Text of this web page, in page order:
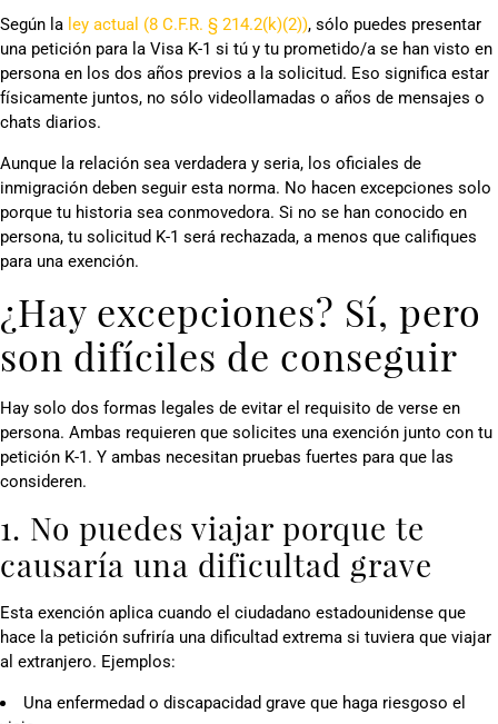
Según la ley actual (8 C.F.R. § 214.2(k)(2)), sólo puedes presentar
una petición para la Visa K-1 si tú y tu prometido/a se han visto en
persona en los dos años previos a la solicitud. Eso significa estar
físicamente juntos, no sólo videollamadas o años de mensajes o
chats diarios.
Aunque la relación sea verdadera y seria, los oficiales de
inmigración deben seguir esta norma. No hacen excepciones solo
porque tu historia sea conmovedora. Si no se han conocido en
persona, tu solicitud K-1 será rechazada, a menos que califiques
para una exención.
¿Hay excepciones? Sí, pero
son difíciles de conseguir
Hay solo dos formas legales de evitar el requisito de verse en
persona. Ambas requieren que solicites una exención junto con tu
petición K-1. Y ambas necesitan pruebas fuertes para que las
consideren.
1. No puedes viajar porque te
causaría una dificultad grave
Esta exención aplica cuando el ciudadano estadounidense que
hace la petición sufriría una dificultad extrema si tuviera que viajar
al extranjero. Ejemplos:
Una enfermedad o discapacidad grave que haga riesgoso el